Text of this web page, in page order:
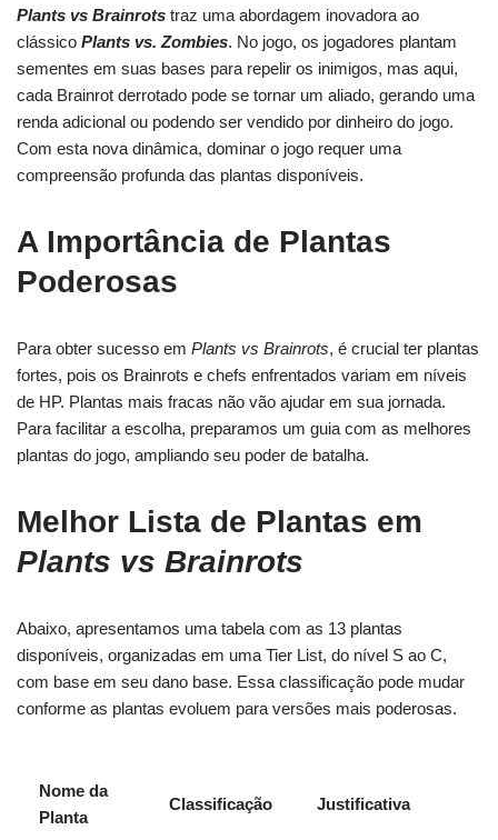
Plants vs Brainrots traz uma abordagem inovadora ao
clássico Plants vs. Zombies. No jogo, os jogadores plantam
sementes em suas bases para repelir os inimigos, mas aqui,
cada Brainrot derrotado pode se tornar um aliado, gerando uma
renda adicional ou podendo ser vendido por dinheiro do jogo.
Com esta nova dinâmica, dominar o jogo requer uma
compreensão profunda das plantas disponíveis.
A Importância de Plantas
Poderosas
Para obter sucesso em Plants vs Brainrots, é crucial ter plantas
fortes, pois os Brainrots e chefs enfrentados variam em níveis
de HP. Plantas mais fracas não vão ajudar em sua jornada.
Para facilitar a escolha, preparamos um guia com as melhores
plantas do jogo, ampliando seu poder de batalha.
Melhor Lista de Plantas em
Plants vs Brainrots
Abaixo, apresentamos uma tabela com as 13 plantas
disponíveis, organizadas em uma Tier List, do nível S ao C,
com base em seu dano base. Essa classificação pode mudar
conforme as plantas evoluem para versões mais poderosas.
Nome da
Planta
Classificação Justificativa